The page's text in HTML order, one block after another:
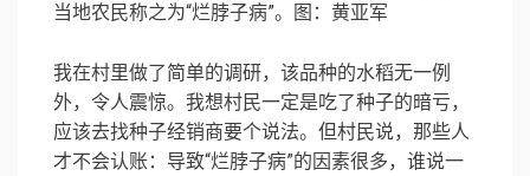
当地农民称之为“烂脖子病”。图：黄亚军
我在村里做了简单的调研，该品种的水稻无一例
外，令人震惊。我想村民一定是吃了种子的暗亏，
应该去找种子经销商要个说法。但村民说，那些人
才不会认账：导致“烂脖子病”的因素很多，谁说一